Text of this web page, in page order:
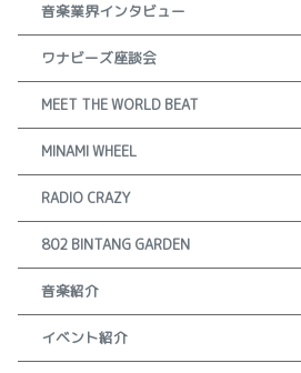
音楽業界インタビュー
ワナビーズ座談会
MEET THE WORLD BEAT
MINAMI WHEEL
RADIO CRAZY
802 BINTANG GARDEN
音楽紹介
イベント紹介